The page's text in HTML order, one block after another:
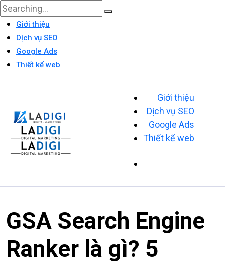
Giới thiệu
Dịch vụ SEO
Google Ads
Thiết kế web
Giới thiệu
Dịch vụ SEO
Google Ads
Thiết kế web
GSA Search Engine
Ranker là gì? 5